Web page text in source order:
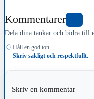
Kommentarer
Dela dina tankar och bidra till
♢ Håll en god ton.
Skriv sakligt och respektfullt.
Skriv en kommentar